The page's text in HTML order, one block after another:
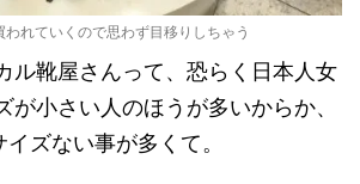
われていくので思わず目移りしちゃう
ル靴屋さんって、恐らく日本人女
が小さい人のほうが多いからか、
ズない事が多くて。